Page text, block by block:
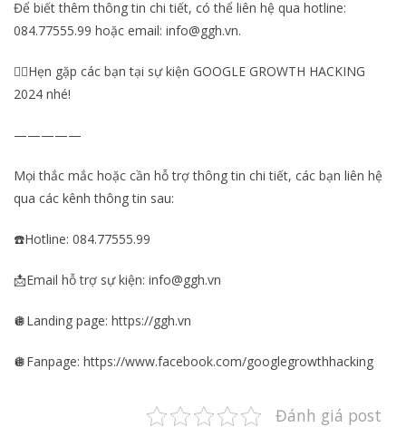
Để biết thêm thông tin chi tiết, có thể liên hệ qua hotline:
084.77555.99 hoặc email: info@ggh.vn.
❤️‍🔥Hẹn gặp các bạn tại sự kiện GOOGLE GROWTH HACKING
2024 nhé!
—————
Mọi thắc mắc hoặc cần hỗ trợ thông tin chi tiết, các bạn liên hệ
qua các kênh thông tin sau:
☎️Hotline: 084.77555.99
📩Email hỗ trợ sự kiện: info@ggh.vn
🪩Landing page: https://ggh.vn
🪩Fanpage: https://www.facebook.com/googlegrowthhacking
Đánh giá post